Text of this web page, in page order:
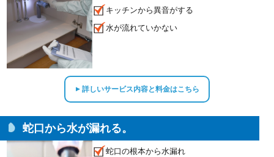
キッチンから異音がする
水が流れていかない
▲詳しいサービス内容と料金はこちら
蛇口から水が漏れる。
蛇口の根本から水漏れ